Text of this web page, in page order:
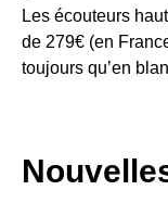
Les écouteurs
de 279€ (en
toujours qu’en